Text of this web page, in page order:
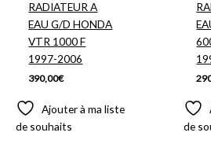
RADIATEUR A
EAU G/D HONDA
VTR 1000 F
1997-2006
390,00€
Ajouter à ma liste
de souhaits
de